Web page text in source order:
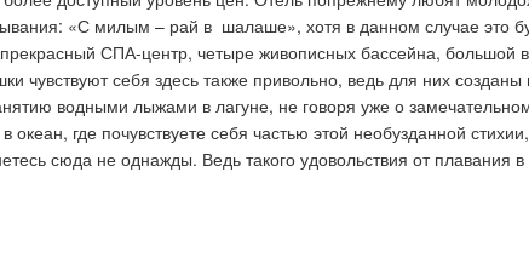
«С милым – рай в шалаше», хотя в данном случае это
СПА-центр, четыре живописных бассейна, большой
чувствуют себя здесь также привольно, ведь для них созданы
водными лыжами в лагуне, не говоря уже о
где почувствуете себя частью этой необузданной стихии,
сюда не однажды. Ведь такого удовольствия от плавания в